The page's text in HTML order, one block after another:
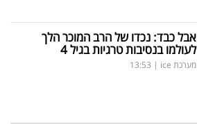
אבל כבד: נכדו של הרב המוכר הלך
לעולמו בנסיבות טרגיות בגיל 4
מערכת ice |
13:53